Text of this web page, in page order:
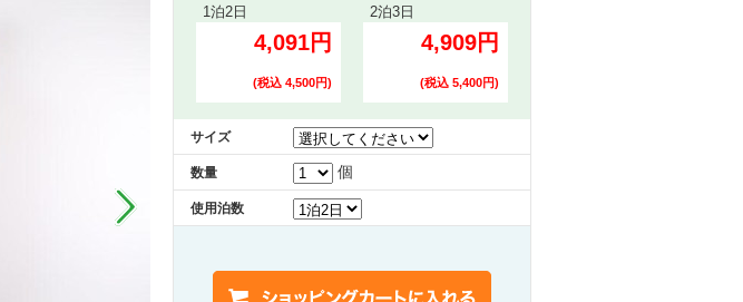
1泊2日
4,091円
(税込 4,500円)
2泊3日
4,909円
(税込 5,400円)
サイズ
数量 個
使用泊数